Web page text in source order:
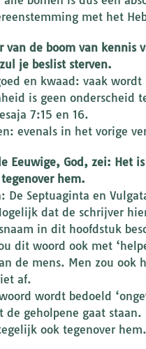
met het
van de boom van
je beslist sterven.
en kwaad: vaak
is geen onderscheid
7:15 en 16.
evenals in het vorige
Eeuwige, God, zei:
hem.
De Septuaginta en
dat de schrijver
in dit hoofdstuk
dit woord ook met
de mens. Men zou
af.
wordt bedoeld
de geholpene gaat
ook tegenover hem.